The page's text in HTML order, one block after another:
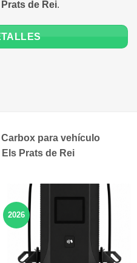
de Rei.
para vehículo
Prats de Rei
2026